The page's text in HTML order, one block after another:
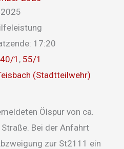
17:20
40/1 , 55/1
(Stadtteilwehr)
Ölspur von ca.
Bei der Anfahrt
zur St2111 ein